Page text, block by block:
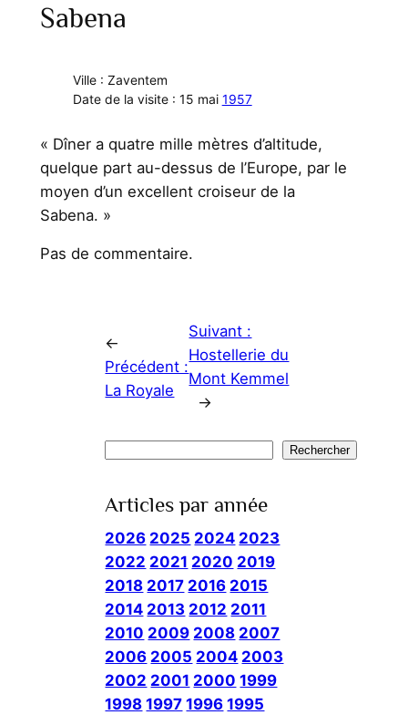
Sabena
Ville : Zaventem
Date de la visite : 15 mai 1957
« Dîner a quatre mille mètres d’altitude,
quelque part au-dessus de l’Europe, par le
moyen d’un excellent croiseur de la
Sabena. »
Pas de commentaire.
←
Précédent :
La Royale
Suivant :
Hostellerie du
Mont Kemmel
→
Rechercher
Articles par année
2026 2025 2024 2023
2022 2021 2020 2019
2018 2017 2016 2015
2014 2013 2012 2011
2010 2009 2008 2007
2006 2005 2004 2003
2002 2001 2000 1999
1998 1997 1996 1995